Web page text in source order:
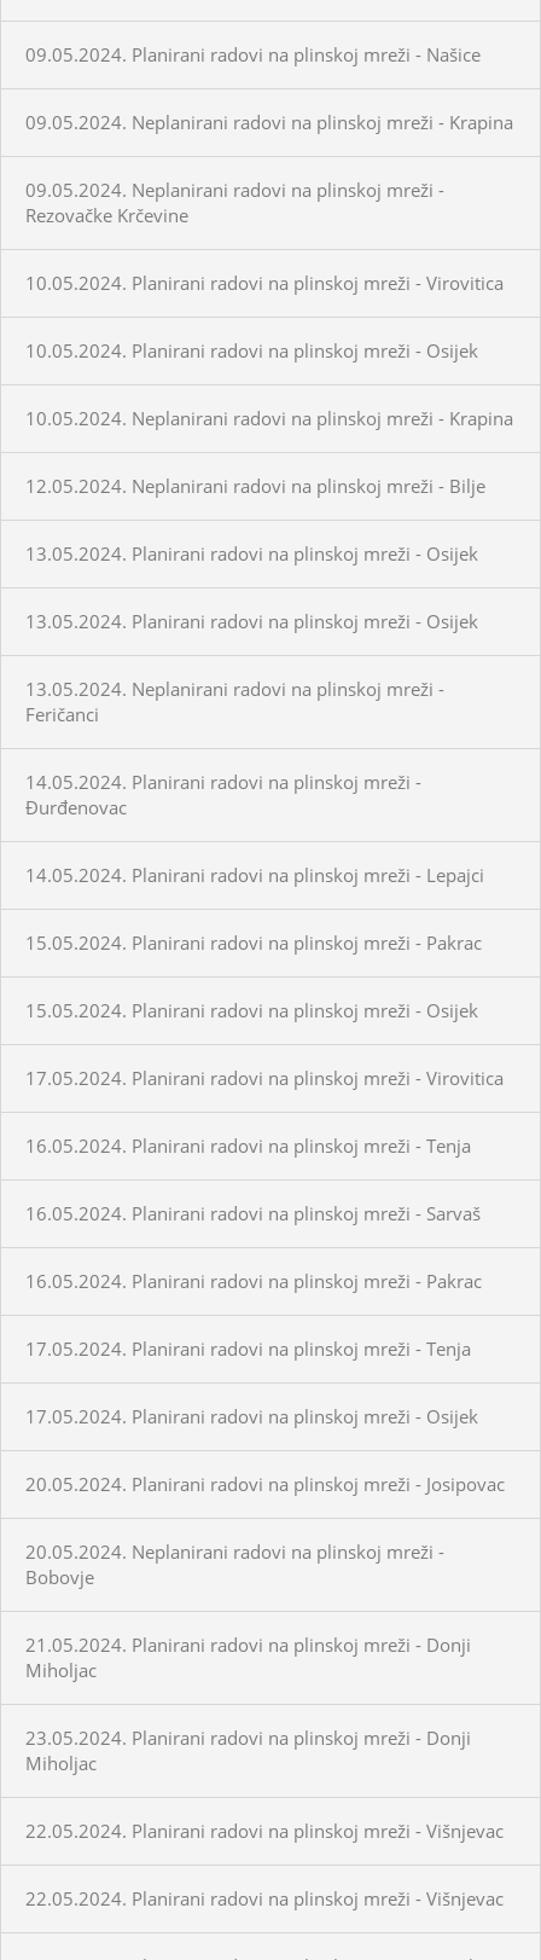
09.05.2024. Planirani radovi na plinskoj mreži - Našice
09.05.2024. Neplanirani radovi na plinskoj mreži - Krapina
09.05.2024. Neplanirani radovi na plinskoj mreži -
Rezovačke Krčevine
10.05.2024. Planirani radovi na plinskoj mreži - Virovitica
10.05.2024. Planirani radovi na plinskoj mreži - Osijek
10.05.2024. Neplanirani radovi na plinskoj mreži - Krapina
12.05.2024. Neplanirani radovi na plinskoj mreži - Bilje
13.05.2024. Planirani radovi na plinskoj mreži - Osijek
13.05.2024. Planirani radovi na plinskoj mreži - Osijek
13.05.2024. Neplanirani radovi na plinskoj mreži -
Feričanci
14.05.2024. Planirani radovi na plinskoj mreži -
Đurđenovac
14.05.2024. Planirani radovi na plinskoj mreži - Lepajci
15.05.2024. Planirani radovi na plinskoj mreži - Pakrac
15.05.2024. Planirani radovi na plinskoj mreži - Osijek
17.05.2024. Planirani radovi na plinskoj mreži - Virovitica
16.05.2024. Planirani radovi na plinskoj mreži - Tenja
16.05.2024. Planirani radovi na plinskoj mreži - Sarvaš
16.05.2024. Planirani radovi na plinskoj mreži - Pakrac
17.05.2024. Planirani radovi na plinskoj mreži - Tenja
17.05.2024. Planirani radovi na plinskoj mreži - Osijek
20.05.2024. Planirani radovi na plinskoj mreži - Josipovac
20.05.2024. Neplanirani radovi na plinskoj mreži -
Bobovje
21.05.2024. Planirani radovi na plinskoj mreži - Donji
Miholjac
23.05.2024. Planirani radovi na plinskoj mreži - Donji
Miholjac
22.05.2024. Planirani radovi na plinskoj mreži - Višnjevac
22.05.2024. Planirani radovi na plinskoj mreži - Višnjevac